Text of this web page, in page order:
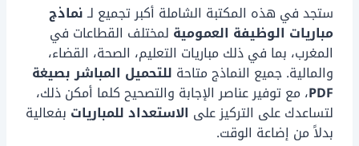
ستجد في هذه المكتبة الشاملة أكبر تجميع لـنماذج
مباريات الوظيفة العمومية لمختلف القطاعات في
المغرب، بما في ذلك مباريات التعليم، الصحة، القضاء،
والمالية. جميع النماذج متاحة للتحميل المباشر بصيغة
PDF، مع توفير عناصر الإجابة والتصحيح كلما أمكن ذلك،
لتساعدك على التركيز على الاستعداد للمباريات بفعالية
بدلاً من إضاعة الوقت.